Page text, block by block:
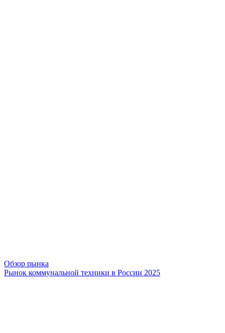
Обзор рынка
Рынок коммунальной техники в России 2025